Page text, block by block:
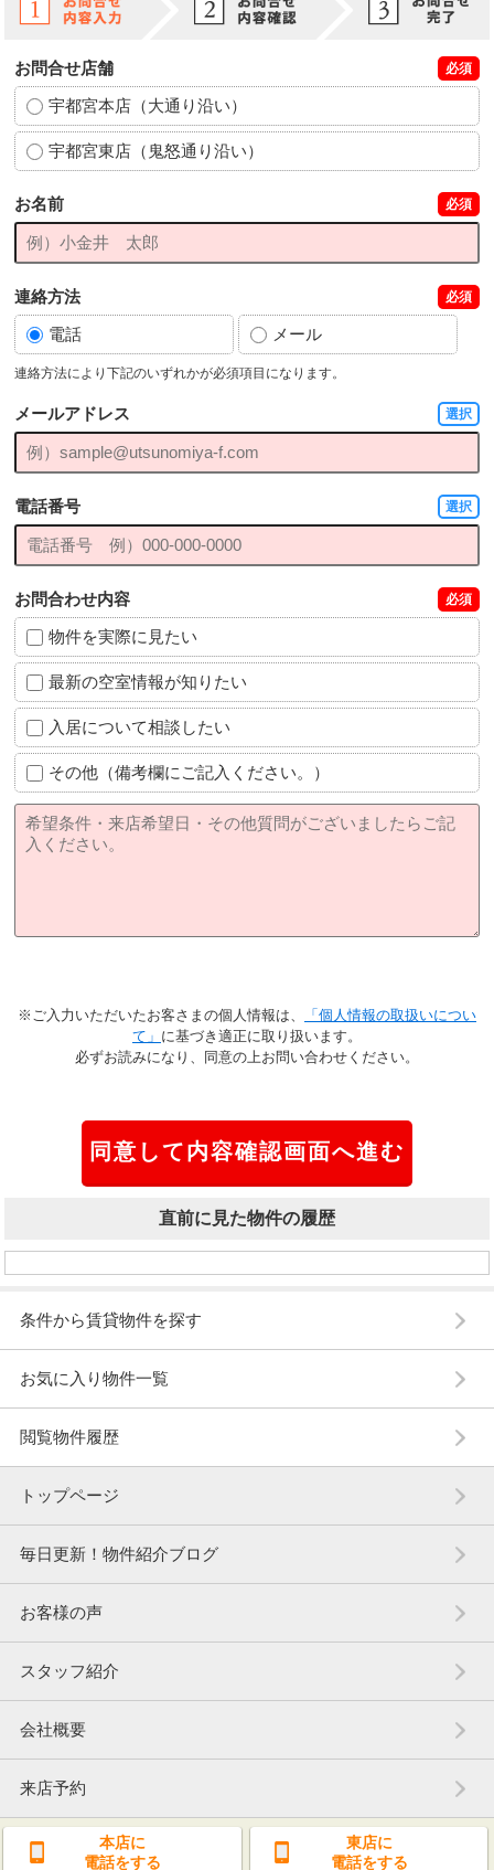
お問合せ店舗 必須
宇都宮本店（大通り沿い）
宇都宮東店（鬼怒通り沿い）
お名前 必須
連絡方法 必須
電話 メール
連絡方法により下記のいずれかが必須項目になります。
メールアドレス 選択
電話番号 選択
お問合わせ内容 必須
物件を実際に見たい
最新の空室情報が知りたい
入居について相談したい
その他（備考欄にご記入ください。）
※ご入力いただいたお客さまの個人情報は、
「個人情報の取扱いについ
て」 に基づき適正に取り扱います。
必ずお読みになり、同意の上お問い合わせください。
直前に見た物件の履歴
条件から賃貸物件を探す
お気に入り物件一覧
閲覧物件履歴
トップページ
毎日更新！物件紹介ブログ
お客様の声
スタッフ紹介
会社概要
来店予約
本店に
電話をする
東店に
電話をする